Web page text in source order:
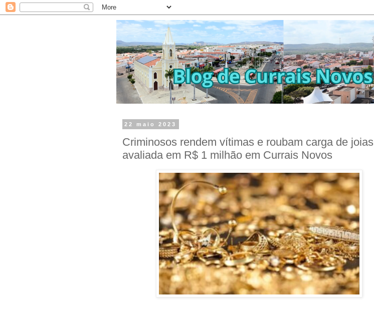
22 maio 2023
Criminosos rendem vítimas e roubam carga de joias
avaliada em R$ 1 milhão em Currais Novos